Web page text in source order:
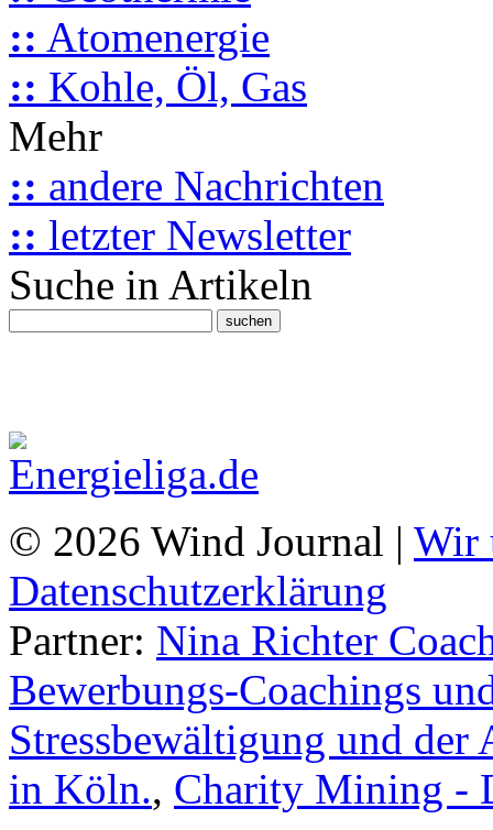
:: Atomenergie
:: Kohle, Öl, Gas
Mehr
:: andere Nachrichten
:: letzter Newsletter
Suche in Artikeln
© 2026 Wind Journal | Wir
Datenschutzerklärung
Partner: Nina Richter
Bewerbungs-Coachings
Stressbewältigung und
in Köln., Charity Mining -